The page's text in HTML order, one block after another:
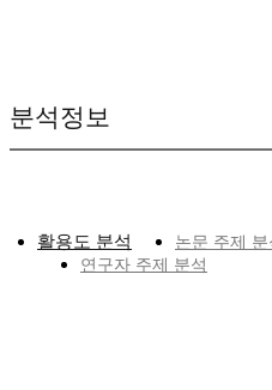
분석정보
활용도 분석
논문 주제 분
연구자 주제 분석